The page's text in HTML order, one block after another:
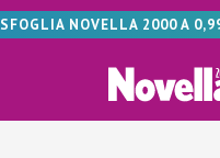
SFOGLIA NOVELLA 2000 A